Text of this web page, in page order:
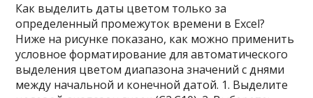
Как выделить даты цветом только за
определенный промежуток времени в Excel?
Ниже на рисунке показано, как можно применить
условное форматирование для автоматического
выделения цветом диапазона значений с днями
между начальной и конечной датой. 1. Выделите